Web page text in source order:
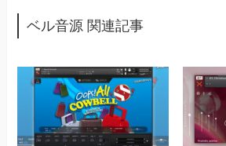
ベル音源 関連記事